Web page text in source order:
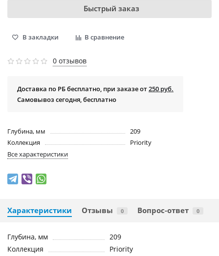
Быстрый заказ
В закладки В сравнение
0 отзывов
Доставка по РБ бесплатно, при заказе от250 руб.
Самовывоз сегодня, бесплатно
Глубина, мм
209
Коллекция
Priority
Все характеристики
Характеристики Отзывы 0 Вопрос-ответ 0
Глубина, мм
209
Коллекция
Priority